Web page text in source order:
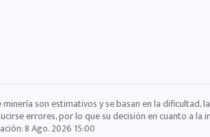
son estimativos y se basan en la dificultad,
errores, por lo que su decisión en cuanto a la
8 Ago. 2026 15:00